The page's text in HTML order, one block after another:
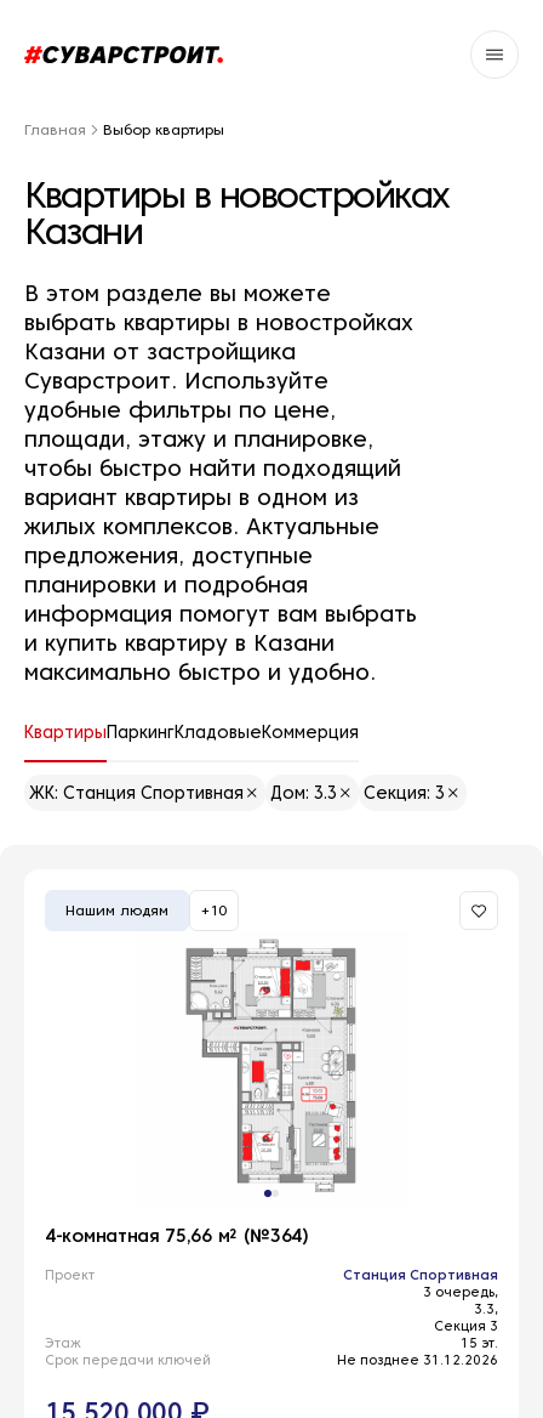
Главная Выбор квартиры
Квартиры в новостройках
Казани
В этом разделе вы можете
выбрать квартиры в новостройках
Казани от застройщика
Суварстроит. Используйте
удобные фильтры по цене,
площади, этажу и планировке,
чтобы быстро найти подходящий
вариант квартиры в одном из
жилых комплексов. Актуальные
предложения, доступные
планировки и подробная
информация помогут вам выбрать
и купить квартиру в Казани
максимально быстро и удобно.
КвартирыПаркингКладовыеКоммерция
ЖК: Станция Спортивная Дом: 3.3 Секция: 3
Нашим людям +10
4-комнатная 75,66 м² (№364)
Проект
Станция Спортивная
3 очередь,
3.3,
Секция 3
Этаж
15 эт.
Срок передачи ключей
Не позднее 31.12.2026